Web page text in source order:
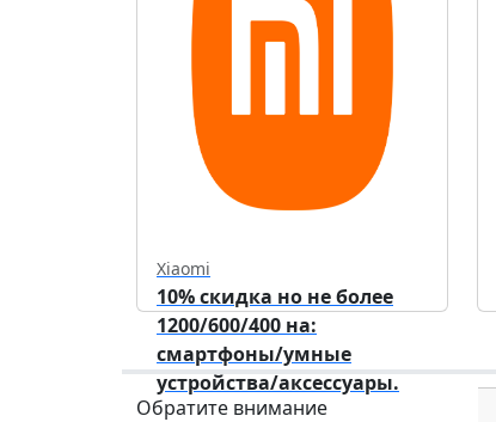
Xiaomi
10% скидка но не более
1200/600/400 на:
смартфоны/умные
устройства/аксессуары.
Обратите внимание